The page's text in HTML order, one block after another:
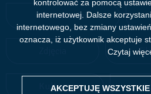
kontrolować za pomocą
internetowej. Dalsze
internetowego, bez zmiany
oznacza, iż użytkownik akceptuje
Czytaj
AKCEPTUJĘWITHDRAW
Aktualności
Kultura